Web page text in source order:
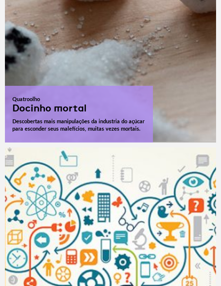
Quatroolho
Docinho mortal
Descobertas mais manipulações da industria do açúcar
para esconder seus malefícios, muitas vezes mortais.